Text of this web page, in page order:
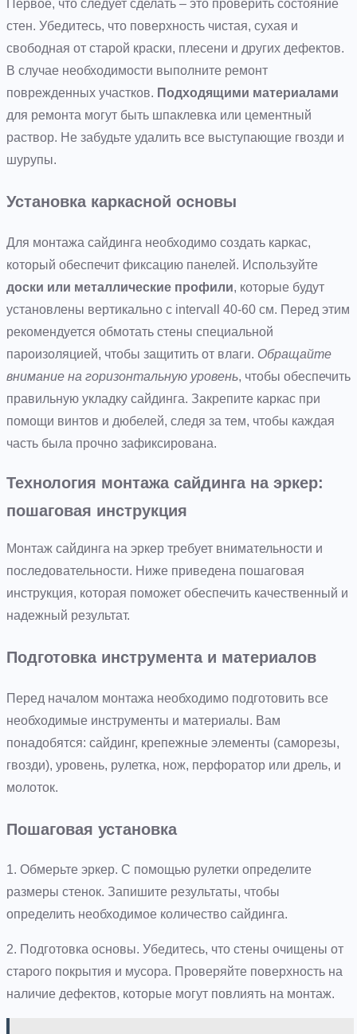
Первое, что следует сделать – это проверить состояние
стен. Убедитесь, что поверхность чистая, сухая и
свободная от старой краски, плесени и других дефектов.
В случае необходимости выполните ремонт
поврежденных участков. Подходящими материалами
для ремонта могут быть шпаклевка или цементный
раствор. Не забудьте удалить все выступающие гвозди и
шурупы.
Установка каркасной основы
Для монтажа сайдинга необходимо создать каркас,
который обеспечит фиксацию панелей. Используйте
доски или металлические профили, которые будут
установлены вертикально с intervall 40-60 см. Перед этим
рекомендуется обмотать стены специальной
пароизоляцией, чтобы защитить от влаги. Обращайте
внимание на горизонтальную уровень, чтобы обеспечить
правильную укладку сайдинга. Закрепите каркас при
помощи винтов и дюбелей, следя за тем, чтобы каждая
часть была прочно зафиксирована.
Технология монтажа сайдинга на эркер:
пошаговая инструкция
Монтаж сайдинга на эркер требует внимательности и
последовательности. Ниже приведена пошаговая
инструкция, которая поможет обеспечить качественный и
надежный результат.
Подготовка инструмента и материалов
Перед началом монтажа необходимо подготовить все
необходимые инструменты и материалы. Вам
понадобятся: сайдинг, крепежные элементы (саморезы,
гвозди), уровень, рулетка, нож, перфоратор или дрель, и
молоток.
Пошаговая установка
1. Обмерьте эркер. С помощью рулетки определите
размеры стенок. Запишите результаты, чтобы
определить необходимое количество сайдинга.
2. Подготовка основы. Убедитесь, что стены очищены от
старого покрытия и мусора. Проверяйте поверхность на
наличие дефектов, которые могут повлиять на монтаж.